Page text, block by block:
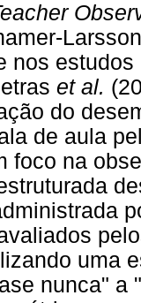
nos
et al.
do
de aula
foco na
uma
nunca" a